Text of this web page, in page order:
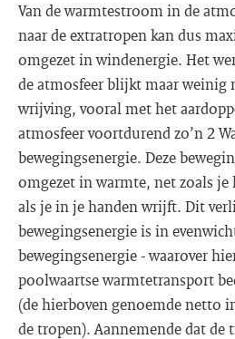
Van de warmtestroom in de
naar de extratropen kan dus
omgezet in windenergie. Het
de atmosfeer blijkt maar weinig
wrijving, vooral met het
atmosfeer voortdurend zo’n 2
bewegingsenergie. Deze
omgezet in warmte, net zoals je
als je in je handen wrijft. Dit
bewegingsenergie is in
bewegingsenergie - waarover
poolwaartse warmtetransport
(de hierboven genoemde netto
de tropen). Aannemende dat de